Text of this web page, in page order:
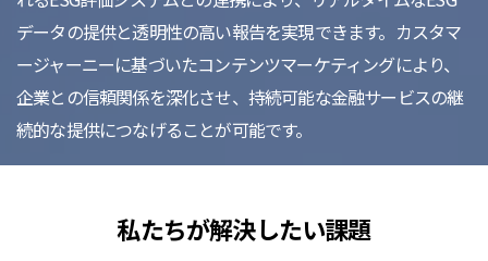
データの提供と透明性の高い報告を実現できます。カスタマ
ージャーニーに基づいたコンテンツマーケティングにより、
企業との信頼関係を深化させ、持続可能な金融サービスの継
続的な提供につなげることが可能です。
私たちが解決したい課題